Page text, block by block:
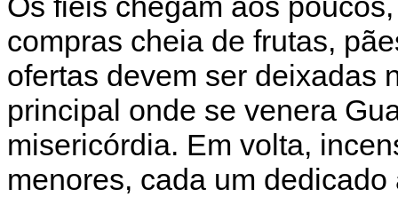
compras cheia de frutas,
ofertas devem ser deixadas
principal onde se venera
misericórdia. Em volta,
menores, cada um